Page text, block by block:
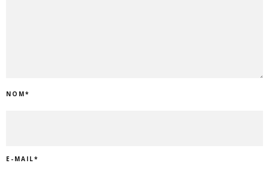
NOM*
E-MAIL*